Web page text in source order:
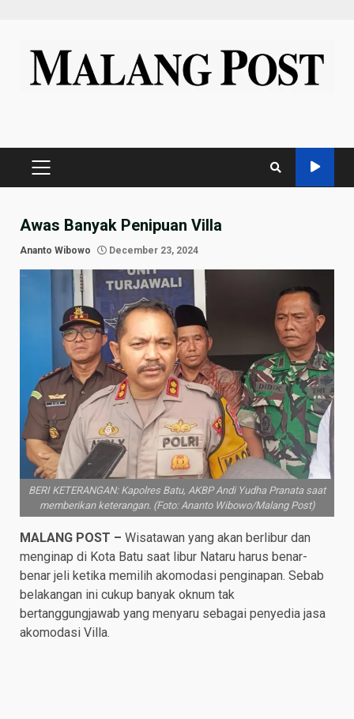
content
PRIMARY
Awas Banyak Penipuan Villa
Ananto Wibowo December 23, 2024
BERI KETERANGAN: Kapolres Batu, AKBP Andi Yudha Pranata saat
memberikan keterangan. (Foto: Ananto Wibowo/Malang Post)
MALANG POST – Wisatawan yang akan berlibur dan
menginap di Kota Batu saat libur Nataru harus benar-
benar jeli ketika memilih akomodasi penginapan. Sebab
belakangan ini cukup banyak oknum tak
bertanggungjawab yang menyaru sebagai penyedia jasa
akomodasi Villa.